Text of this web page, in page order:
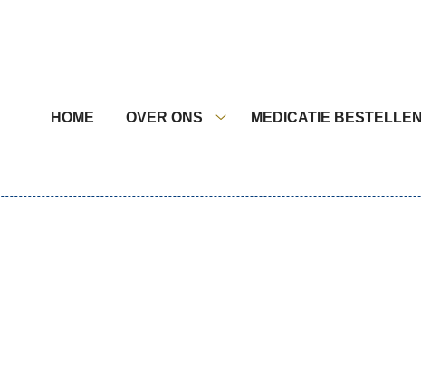
HOME
OVER ONS
MEDICATIE BESTELLEN